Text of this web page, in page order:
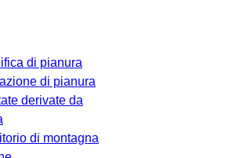
di pianura
di pianura
derivate da
di montagna